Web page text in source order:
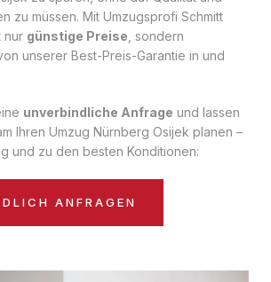
zu müssen. Mit Umzugsprofi Schmitt
nur günstige Preise , sondern
unserer Best-Preis-Garantie in und
unverbindliche Anfrage und lassen
Ihren Umzug Nürnberg Osijek planen –
und zu den besten Konditionen:
ANFRAGEN